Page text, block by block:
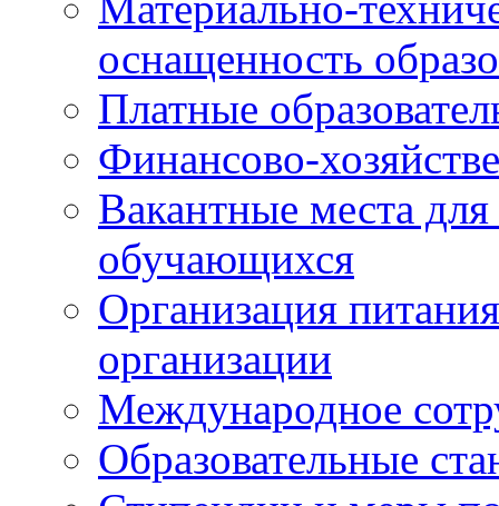
оснащенность
Платные
Финансово-
Вакантные места
обучающихся
Организация
организации
Международное
Образовательные